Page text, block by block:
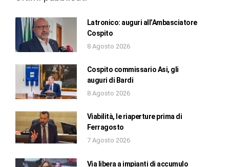
Latronico: auguri all’Ambasciatore
Cospito
8 Agosto 2026
Cospito commissario Asi, gli
auguri di Bardi
8 Agosto 2026
Viabilità, le riaperture prima di
Ferragosto
7 Agosto 2026
Via libera a impianti di accumulo